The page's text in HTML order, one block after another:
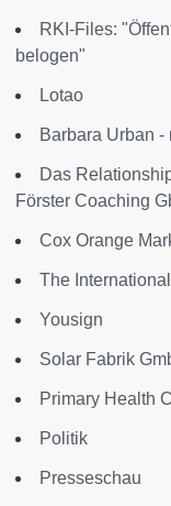
RKI-Files:
belogen"
Lotao
Barbara Urban
Das
Förster Coaching
Cox Orange
The
Yousign
Solar Fabrik
Primary Health
Politik
Presseschau